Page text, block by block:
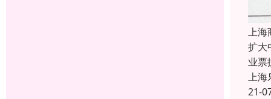
上海
扩大
业票
上海
21-